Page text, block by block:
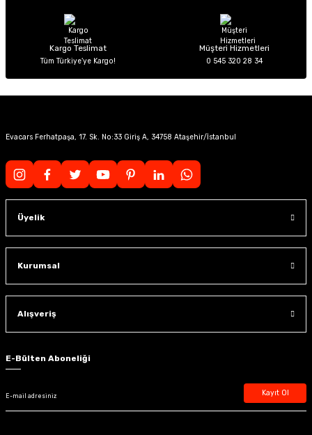
Kargo Teslimat
Tüm Türkiye’ye Kargo!
Müşteri Hizmetleri
0 545 320 28 34
Evacars Ferhatpaşa, 17. Sk. No:33 Giriş A, 34758 Ataşehir/İstanbul
Üyelik
Kurumsal
Alışveriş
E-Bülten Aboneliği
Kayıt Ol